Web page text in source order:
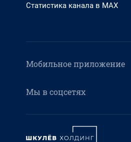
Статистика канала в MAX
Мобильное приложение
Мы в соцсетях